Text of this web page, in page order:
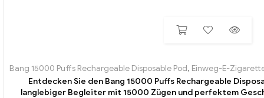
Bang 15000 Puffs Rechargeable Disposable Pod, Einweg-E-
Entdecken Sie den Bang 15000 Puffs Rechargeable
langlebiger Begleiter mit 15000 Zügen und perfektem